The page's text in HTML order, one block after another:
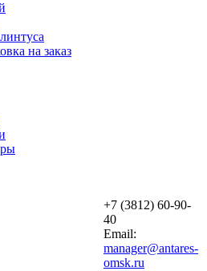
на заказ
+7 (3812) 60-90-
40
Email:
manager@antares-
omsk.ru